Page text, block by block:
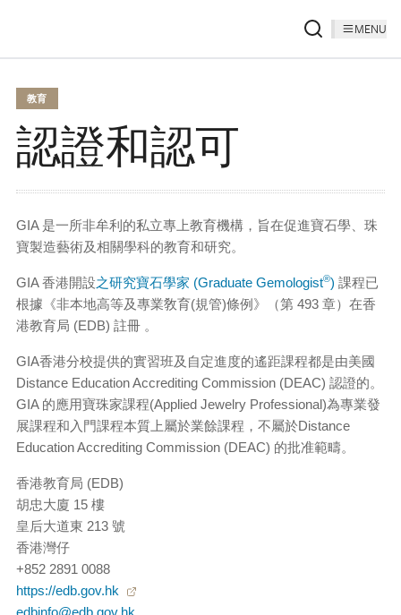
MENU
教育
認證和認可
GIA 是一所非牟利的私立專上教育機構，旨在促進寶石學、珠
寶製造藝術及相關學科的教育和研究。
GIA 香港開設之研究寶石學家 (Graduate Gemologist®) 課程已
根據《非本地高等及專業敎育(規管)條例》（第 493 章）在香
港教育局 (EDB) 註冊 。
GIA香港分校提供的實習班及自定進度的遙距課程都是由美國
Distance Education Accrediting Commission (DEAC) 認證的。
GIA 的應用寶珠家課程(Applied Jewelry Professional)為專業發
展課程和入門課程本質上屬於業餘課程，不屬於Distance
Education Accrediting Commission (DEAC) 的批准範疇。
香港教育局 (EDB)
胡忠大廈 15 樓
皇后大道東 213 號
香港灣仔
+852 2891 0088
https://edb.gov.hk
edbinfo@edb.gov.hk